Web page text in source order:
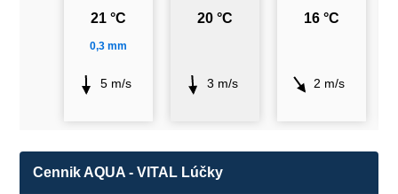
21 °C
0,3 mm
5 m/s
20 °C
3 m/s
16 °C
2 m/s
Cennik AQUA - VITAL Lúčky